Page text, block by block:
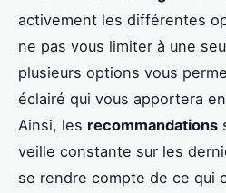
activement les différentes
ne pas vous limiter à une
plusieurs options vous
éclairé qui vous apportera
Ainsi, les recommandations
veille constante sur les
se rendre compte de ce qui